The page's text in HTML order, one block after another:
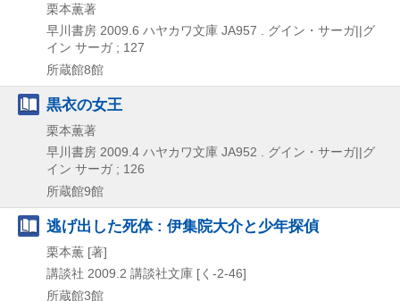
栗本薫著
早川書房 2009.6 ハヤカワ文庫 JA957 . グイン・サーガ||グ
イン サーガ ; 127
所蔵館8館
黒衣の女王
栗本薫著
早川書房 2009.4 ハヤカワ文庫 JA952 . グイン・サーガ||グ
イン サーガ ; 126
所蔵館9館
逃げ出した死体 : 伊集院大介と少年探偵
栗本薫 [著]
講談社 2009.2 講談社文庫 [く-2-46]
所蔵館3館